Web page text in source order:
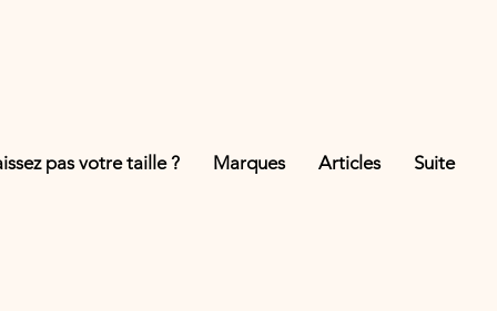
pas votre taille ? Marques Articles Suite